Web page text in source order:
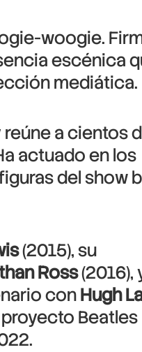
woogie.
escénica
mediática.
a cientos
actuado en los
del show
(2015), su
Ross(2016),
conHugh
Beatles